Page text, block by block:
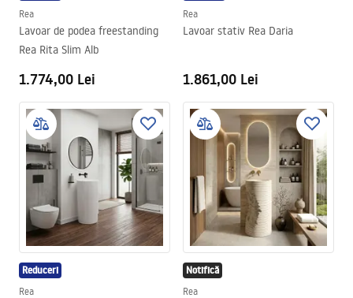
Rea
Lavoar de podea freestanding
Rea Rita Slim Alb
1.774,00 Lei
Rea
Lavoar stativ Rea Daria
1.861,00 Lei
Reduceri
Rea
Notifică
Rea